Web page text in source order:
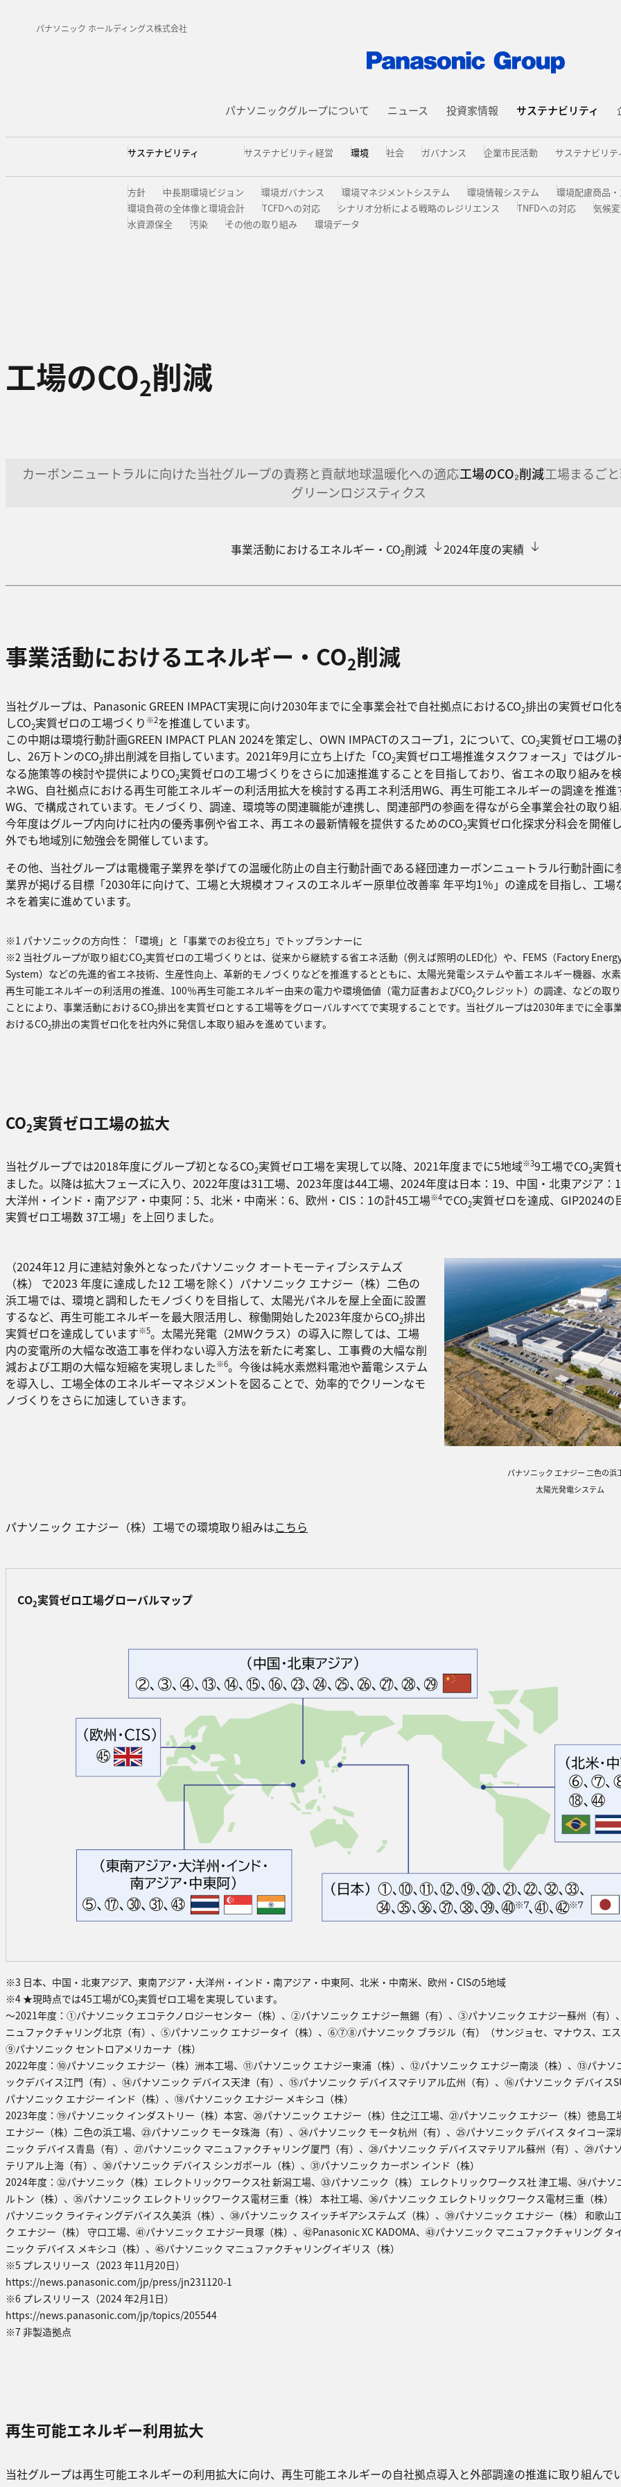
パナソニック ホールディングス株式会社
パナソニックグループについて ニュース 投資家情報 サステナビリティ
サステナビリティ サステナビリティ経営 環境 社会 ガバナンス 企業市民活動 サステナビリ
方針 中長期環境ビジョン 環境ガバナンス 環境マネジメントシステム 環境情報システム
環境配慮商品
環境負荷の全体像と環境会計
TCFDへの対応 シナリオ分析による戦略のレジリエンス TNFDへの対応
気候
水資源保全
汚染 その他の取り組み 環境データ
工場のCO2削減
カーボンニュートラルに向けた当社グループの責務と貢献地球温暖化への適応工場のCO₂削減工場まるご
グリーンロジスティクス
事業活動におけるエネルギー・CO2削減 2024年度の実績
事業活動におけるエネルギー・CO2削減
当社グループは、Panasonic GREEN IMPACT実現に向け2030年までに全事業会社で自社拠点におけるCO2排出の実質ゼロ化
しCO2実質ゼロの工場づくり ※2を推進しています。
この中期は環境行動計画GREEN IMPACT PLAN 2024を策定し、OWN IMPACTのスコープ1，2について、CO2実質ゼロ工場
し、26万トンのCO2排出削減を目指しています。2021年9月に立ち上げた「CO2実質ゼロ工場推進タスクフォース」ではグ
なる施策等の検討や提供によりCO2実質ゼロの工場づくりをさらに加速推進することを目指しており、省エネの取り組みを
ネWG、自社拠点における再生可能エネルギーの利活用拡大を検討する再エネ利活用WG、再生可能エネルギーの調達を推
WG、で構成されています。モノづくり、調達、環境等の関連職能が連携し、関連部門の参画を得ながら全事業会社の取り
今年度はグループ内向けに社内の優秀事例や省エネ、再エネの最新情報を提供するためのCO2実質ゼロ化探求分科会を開催
外でも地域別に勉強会を開催しています。
その他、当社グループは電機電子業界を挙げての温暖化防止の自主行動計画である経団連カーボンニュートラル行動計画に
業界が掲げる目標「2030年に向けて、工場と大規模オフィスのエネルギー原単位改善率 年平均1％」の達成を目指し、工場
ネを着実に進めています。
※1 パナソニックの方向性：「環境」と「事業でのお役立ち」でトップランナーに
※2 当社グループが取り組むCO2実質ゼロの工場づくりとは、従来から継続する省エネ活動（例えば照明のLED化）や、FEMS（Factory
System）などの先進的省エネ技術、生産性向上、革新的モノづくりなどを推進するとともに、太陽光発電システムや蓄エネルギー機器、水
再⽣可能エネルギーの利活用の推進、100％再生可能エネルギー由来の電力や環境価値（電力証書およびCO2クレジット）の調達、などの取
ことにより、事業活動におけるCO2排出を実質ゼロとする工場等をグローバルすべてで実現することです。当社グループは2030年までに全事
おけるCO2排出の実質ゼロ化を社内外に発信し本取り組みを進めています。
CO2実質ゼロ工場の拡大
当社グループでは2018年度にグループ初となるCO2実質ゼロ工場を実現して以降、2021年度までに5地域※39工場でCO2実質
ました。以降は拡大フェーズに入り、2022年度は31工場、2023年度は44工場、2024年度は日本：19、中国・北東アジア：
大洋州・インド・南アジア・中東阿：5、北米・中南米：6、欧州・CIS：1の計45工場※4でCO2実質ゼロを達成、GIP2024の
実質ゼロ工場数 37工場」を上回りました。
（2024年12 月に連結対象外となったパナソニック オートモーティブシステムズ
（株） で2023 年度に達成した12 工場を除く）パナソニック エナジー（株）二色の
浜工場では、環境と調和したモノづくりを目指して、太陽光パネルを屋上全面に設置
するなど、再生可能エネルギーを最大限活用し、稼働開始した2023年度からCO2排出
実質ゼロを達成しています※5。太陽光発電（2MWクラス）の導入に際しては、工場
内の変電所の大幅な改造工事を伴わない導入方法を新たに考案し、工事費の大幅な削
減および工期の大幅な短縮を実現しました※6。今後は純水素燃料電池や蓄電システム
を導入し、工場全体のエネルギーマネジメントを図ることで、効率的でクリーンなモ
ノづくりをさらに加速していきます。
パナソニック エナジー 二色の浜
太陽光発電システム
パナソニック エナジー（株）工場での環境取り組みはこちら
CO2実質ゼロ工場グローバルマップ
※3 日本、中国・北東アジア、東南アジア・大洋州・インド・南アジア・中東阿、北米・中南米、欧州・CISの5地域
※4 ★現時点では45工場がCO2実質ゼロ工場を実現しています。
～2021年度：①パナソニック エコテクノロジーセンター（株）、②パナソニック エナジー無錫（有）、③パナソニック エナジー蘇州（有
ニュファクチャリング北京（有）、⑤パナソニック エナジータイ（株）、⑥⑦⑧パナソニック ブラジル（有）（サンジョセ、マナウス、エ
⑨パナソニック セントロアメリカーナ（株）
2022年度：⑩パナソニック エナジー（株）洲本工場、⑪パナソニック エナジー東浦（株）、⑫パナソニック エナジー南淡（株）、⑬パナソ
ックデバイス江門（有）、⑭パナソニック デバイス天津（有）、⑮パナソニック デバイスマテリアル広州（有）、⑯パナソニック デバイス
パナソニック エナジー インド（株）、⑱パナソニック エナジー メキシコ（株）
2023年度：⑲パナソニック インダストリー（株）本宮、⑳パナソニック エナジー（株）住之江工場、㉑パナソニック エナジー（株）徳島工
エナジー（株）二色の浜工場、㉓パナソニック モータ珠海（有）、㉔パナソニック モータ杭州（有）、㉕パナソニック デバイス タイコー深
ニック デバイス青島（有）、㉗パナソニック マニュファクチャリング厦門（有）、㉘パナソニック デバイスマテリアル蘇州（有）、㉙パナ
テリアル上海（有）、㉚パナソニック デバイス シンガポール（株）、㉛パナソニック カーボン インド（株）
2024年度：㉜パナソニック（株）エレクトリックワークス社 新潟工場、㉝パナソニック（株） エレクトリックワークス社 津工場、㉞パナソ
ルトン（株）、㉟パナソニック エレクトリックワークス電材三重（株） 本社工場、㊱パナソニック エレクトリックワークス電材三重（株
パナソニック ライティングデバイス久美浜（株）、㊳パナソニック スイッチギアシステムズ（株）、㊴パナソニック エナジー（株） 和歌山
ク エナジー（株） 守口工場、㊶パナソニック エナジー貝塚（株）、㊷Panasonic XC KADOMA、㊸パナソニック マニュファクチャリング タ
ニック デバイス メキシコ（株）、㊺パナソニック マニュファクチャリングイギリス（株）
※5 プレスリリース（2023 年11月20日）
https://news.panasonic.com/jp/press/jn231120-1
※6 プレスリリース（2024 年2月1日）
https://news.panasonic.com/jp/topics/205544
※7 非製造拠点
再生可能エネルギー利用拡大
当社グループは再生可能エネルギーの利用拡大に向け、再生可能エネルギーの自社拠点導入と外部調達の推進に取り組んで